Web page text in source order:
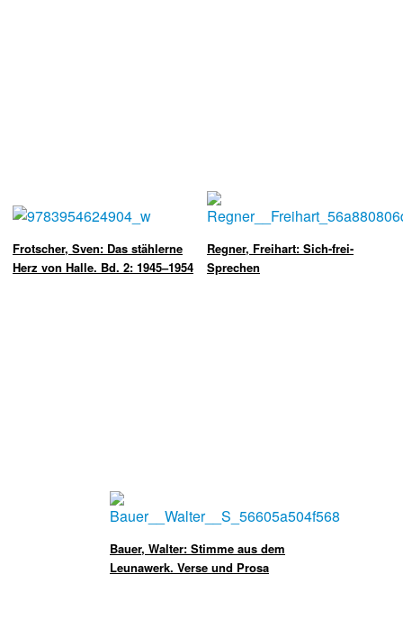
Frotscher, Sven: Das stählerne
Herz von Halle. Bd. 2: 1945–1954
Regner, Freihart: Sich-frei-
Sprechen
Bauer, Walter: Stimme aus dem
Leunawerk. Verse und Prosa